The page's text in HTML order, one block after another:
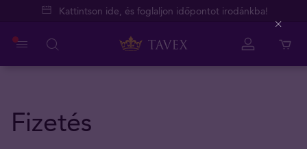
Kattintson ide, és foglaljon időpontot irodánkba!
Fizetés
Close